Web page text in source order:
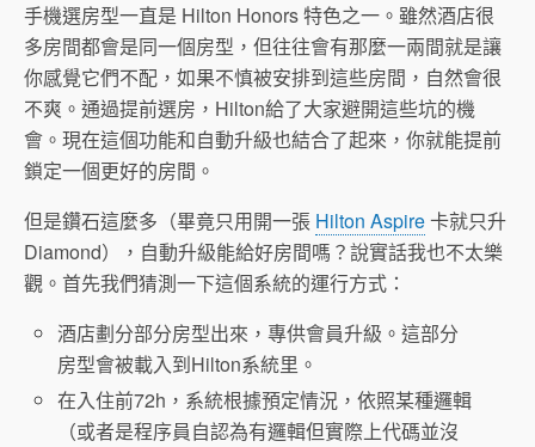
手機選房型一直是 Hilton Honors 特色之一。雖然酒店很
多房間都會是同一個房型，但往往會有那麼一兩間就是讓
你感覺它們不配，如果不慎被安排到這些房間，自然會很
不爽。通過提前選房，Hilton給了大家避開這些坑的機
會。現在這個功能和自動升級也結合了起來，你就能提前
鎖定一個更好的房間。
但是鑽石這麼多（畢竟只用開一張 Hilton Aspire卡就只升
Diamond），自動升級能給好房間嗎？說實話我也不太樂
觀。首先我們猜測一下這個系統的運行方式：
酒店劃分部分房型出來，專供會員升級。這部分
房型會被載入到Hilton系統里。
在入住前72h，系統根據預定情況，依照某種邏輯
（或者是程序員自認為有邏輯但實際上代碼並沒